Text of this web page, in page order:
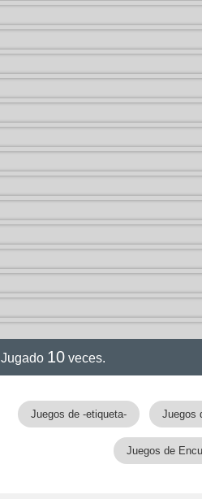
Jugado 10 veces.
Juegos de -etiqueta- Juegos
Juegos de